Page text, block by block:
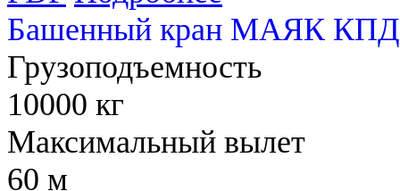
Башенный кран МАЯК КПД
Грузоподъемность
10000 кг
Максимальный вылет
60 м